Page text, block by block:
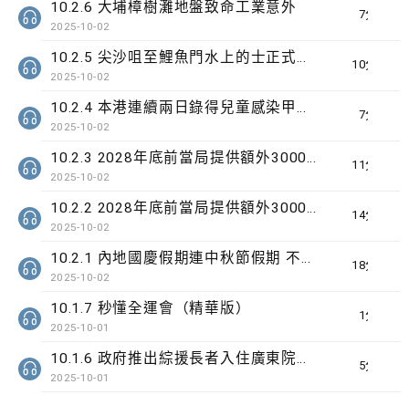
7分鐘
10.2.6 大埔樟樹灘地盤致命工業意外
2025-10-02
10分鐘
10.2.5 尖沙咀至鯉魚門水上的士正式首航
2025-10-02
7分鐘
10.2.4 本港連續兩日錄得兒童感染甲型流感嚴重個案
2025-10-02
11分鐘
10.2.3 2028年底前當局提供額外3000支高速充電樁 港鐵商場約增設300個電動車充電站
2025-10-02
14分鐘
10.2.2 2028年底前當局提供額外3000支高速充電樁 港鐵商場約增設300個電動車充電站
2025-10-02
18分鐘
10.2.1 內地國慶假期連中秋節假期 不少內地旅客到港旅遊
2025-10-02
1分鐘
10.1.7 秒懂全運會（精華版）
2025-10-01
5分鐘
10.1.6 政府推出綜援長者入住廣東院舍試驗計劃為期3年
2025-10-01